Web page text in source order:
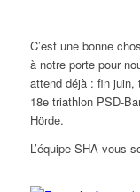
C’est une bonne
à notre porte pour
attend déjà : fin juin,
18e triathlon PSD-
Hörde.
L’équipe SHA vous